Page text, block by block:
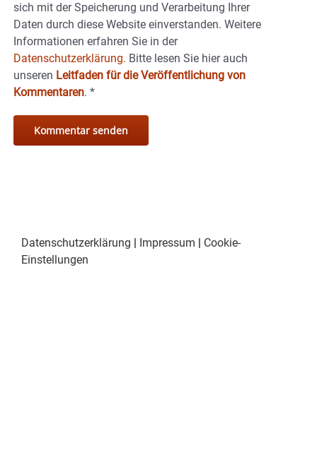
sich mit der Speicherung und Verarbeitung Ihrer
Daten durch diese Website einverstanden. Weitere
Informationen erfahren Sie in der
Datenschutzerklärung. Bitte lesen Sie hier auch
unseren Leitfaden für die Veröffentlichung von
Kommentaren. *
Datenschutzerklärung Impressum
Cookie-
Einstellungen